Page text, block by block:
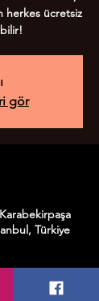
herkes ücretsiz
gör
Türkiye